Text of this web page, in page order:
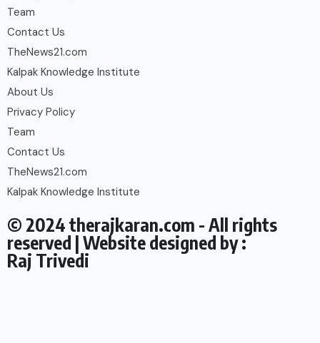
Team
Contact Us
TheNews21.com
Kalpak Knowledge Institute
About Us
Privacy Policy
Team
Contact Us
TheNews21.com
Kalpak Knowledge Institute
© 2024 therajkaran.com - All rights
reserved | Website designed by :
Raj Trivedi